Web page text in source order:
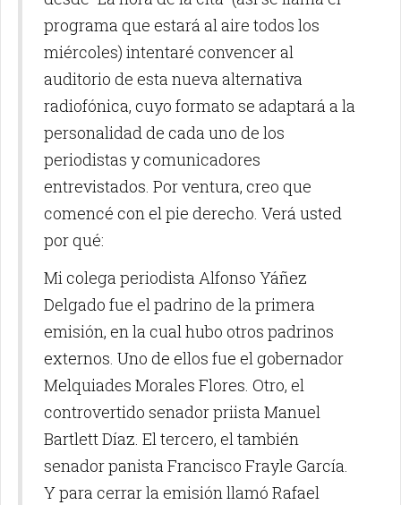
programa que estará al aire todos los
miércoles) intentaré convencer al
auditorio de esta nueva alternativa
radiofónica, cuyo formato se adaptará a la
personalidad de cada uno de los
periodistas y comunicadores
entrevistados. Por ventura, creo que
comencé con el pie derecho. Verá usted
por qué:
Mi colega periodista Alfonso Yáñez
Delgado fue el padrino de la primera
emisión, en la cual hubo otros padrinos
externos. Uno de ellos fue el gobernador
Melquiades Morales Flores. Otro, el
controvertido senador priista Manuel
Bartlett Díaz. El tercero, el también
senador panista Francisco Frayle García.
Y para cerrar la emisión llamó Rafael